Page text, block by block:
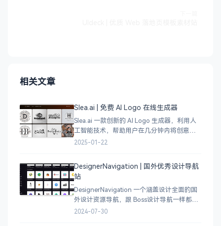
相关文章
Slea.ai | 免费 AI Logo 在线生成器
Slea.ai 一款创新的 AI Logo 生成器，利用人
工智能技术，帮助用户在几分钟内将创意变
成精美的品牌 Logo。无论你是初创企业、电
2025-01-22
DesignerNavigation | 国外优秀设计导航
站
DesignerNavigation 一个涵盖设计全面的国
外设计资源导航，跟 Boss设计导航一样都是
分门别类的划分设计灵感、资讯、UI 资源、
2024-07-30